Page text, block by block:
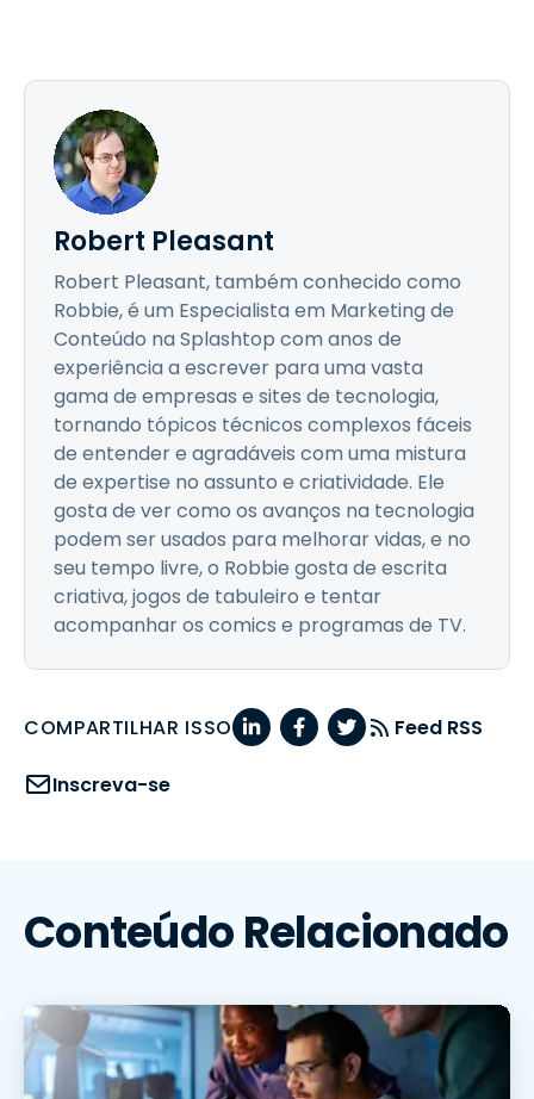
Robert Pleasant
Robert Pleasant, também conhecido como
Robbie, é um Especialista em Marketing de
Conteúdo na Splashtop com anos de
experiência a escrever para uma vasta
gama de empresas e sites de tecnologia,
tornando tópicos técnicos complexos fáceis
de entender e agradáveis com uma mistura
de expertise no assunto e criatividade. Ele
gosta de ver como os avanços na tecnologia
podem ser usados para melhorar vidas, e no
seu tempo livre, o Robbie gosta de escrita
criativa, jogos de tabuleiro e tentar
acompanhar os comics e programas de TV.
COMPARTILHAR ISSO Feed RSS
Inscreva-se
Conteúdo Relacionado